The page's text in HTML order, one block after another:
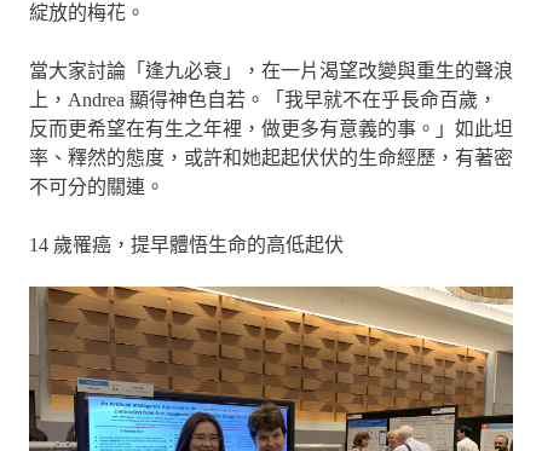
綻放的梅花。
當大家討論「逢九必衰」，在一片渴望改變與重生的聲浪
上，Andrea 顯得神色自若。「我早就不在乎長命百歲，
反而更希望在有生之年裡，做更多有意義的事。」如此坦
率、釋然的態度，或許和她起起伏伏的生命經歷，有著密
不可分的關連。
14 歲罹癌，提早體悟生命的高低起伏